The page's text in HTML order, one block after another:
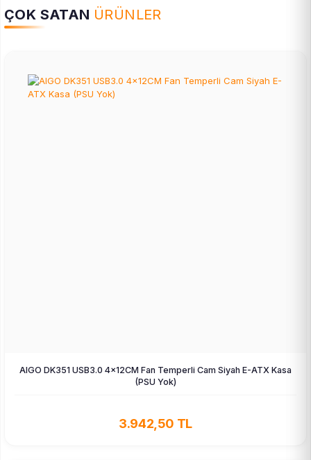
ÇOK SATAN ÜRÜNLER
AIGO DK351 USB3.0 4×12CM Fan Temperli Cam Siyah E-ATX Kasa
(PSU Yok)
3.942,50 TL